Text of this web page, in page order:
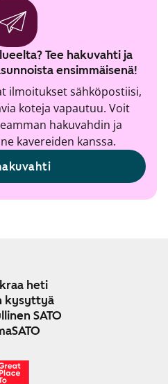
Tee hakuvahti ja
ensimmäisenä!
ilmoitukset sähköpostiisi,
koteja vapautuu. Voit
hakuvahdin ja
kavereiden kanssa.
heti
kysyttyä
SATO